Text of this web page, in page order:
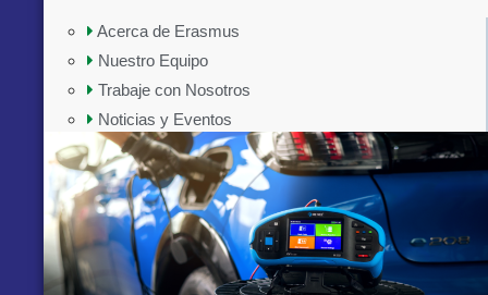
Acerca de Erasmus
Nuestro Equipo
Trabaje con Nosotros
Noticias y Eventos